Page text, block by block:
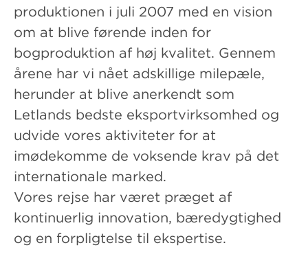
produktionen i juli 2007 med en vision
om at blive førende inden for
bogproduktion af høj kvalitet. Gennem
årene har vi nået adskillige milepæle,
herunder at blive anerkendt som
Letlands bedste eksportvirksomhed og
udvide vores aktiviteter for at
imødekomme de voksende krav på det
internationale marked.
Vores rejse har været præget af
kontinuerlig innovation, bæredygtighed
og en forpligtelse til ekspertise.